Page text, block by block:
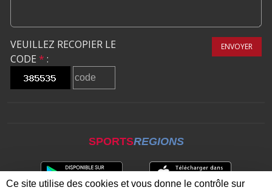
VEUILLEZ RECOPIER LE
CODE * :
ENVOYER
SPORTSREGIONS
Ce site utilise des cookies et vous donne le contrôle sur